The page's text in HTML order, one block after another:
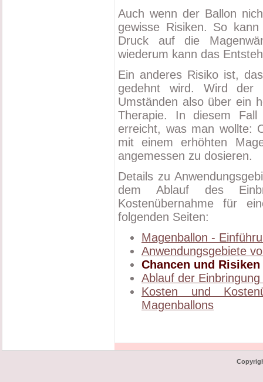
Auch wenn der Ballon
gewisse Risiken. So
Druck auf die
wiederum kann das
Ein anderes Risiko ist,
gedehnt wird. Wird der
Umständen also über ein
Therapie. In diesem
erreicht, was man wollte:
mit einem erhöhten
angemessen zu dosieren.
Details zu
dem Ablauf des
Kostenübernahme für
folgenden Seiten:
Magenballon -
Anwendungsgebiete
Chancen und
Ablauf der
Kosten und
Magenballons